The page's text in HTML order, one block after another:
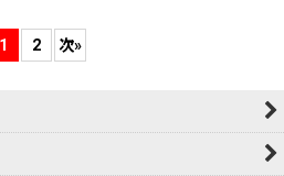
1 2 次»